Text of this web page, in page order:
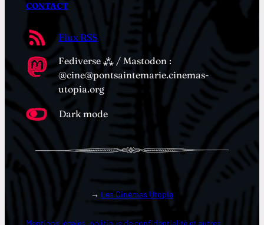
CONTACT
Flux RSS
Fediverse ⁂ / Mastodon :
@cine@pontsaintemarie.cinemas-
utopia.org
Dark mode
→ Les Cinémas Utopia